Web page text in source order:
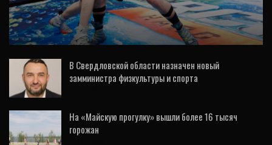
Две команды из Екатеринбурга отправятся
на Игры будущего
В Свердловской области назначен новый
замминистра физкультуры и спорта
На «Майскую прогулку» вышли более 16 тысяч
горожан